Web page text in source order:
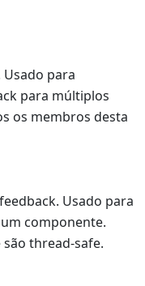
para
para múltiplos
os membros desta
Usado para
componente.
thread-safe.